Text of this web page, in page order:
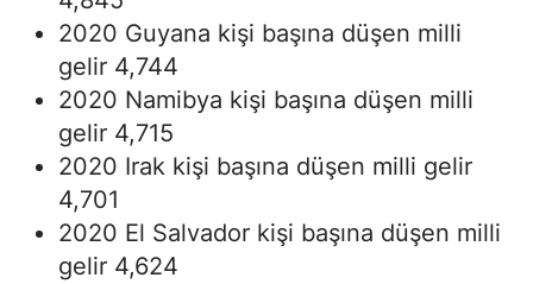
2020 Guyana kişi başına düşen milli
gelir 4,744
2020 Namibya kişi başına düşen milli
gelir 4,715
2020 Irak kişi başına düşen milli gelir
4,701
2020 El Salvador kişi başına düşen milli
gelir 4,624